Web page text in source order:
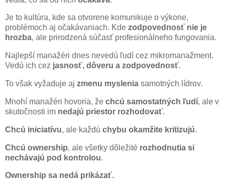
Je to kultúra, kde sa otvorene komunikuje o výkone,
problémoch aj očakávaniach. Kde zodpovednosť nie je
hrozba, ale prirodzená súčasť profesionálneho fungovania.
Najlepší manažéri dnes nevedú ľudí cez mikromanažment.
Vedú ich cez jasnosť, dôveru a zodpovednosť.
To však vyžaduje aj zmenu myslenia samotných lídrov.
Mnohí manažéri hovoria, že chcú samostatných ľudí, ale v
skutočnosti im nedajú priestor rozhodovať.
Chcú iniciatívu, ale každú chybu okamžite kritizujú.
Chcú ownership, ale všetky dôležité rozhodnutia si
nechávajú pod kontrolou.
Ownership sa nedá prikázať.